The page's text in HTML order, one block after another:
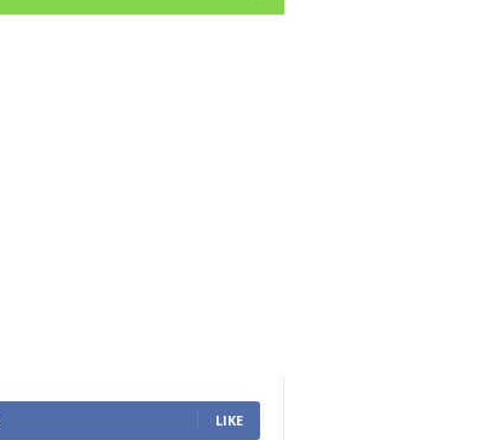
LIKE